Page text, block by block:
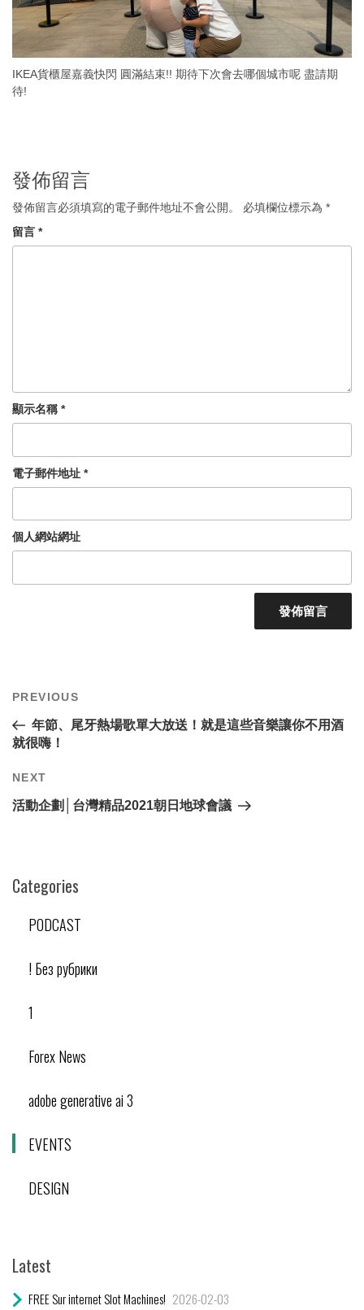
IKEA貨櫃屋嘉義快閃 圓滿結束!! 期待下次會去哪個城市呢 盡請期
待!
發佈留言
發佈留言必須填寫的電子郵件地址不會公開。 必填欄位標示為 *
留言 *
顯示名稱 *
電子郵件地址 *
個人網站網址
章
導
覽
Previous
PREVIOUS
年節、尾牙熱場歌單大放送！就是這些音樂讓你不用酒
就很嗨！
Next
NEXT
活動企劃│台灣精品2021朝日地球會議
Categories
PODCAST
! Без рубрики
1
Forex News
adobe generative ai 3
EVENTS
DESIGN
Latest
FREE Sur internet Slot Machines! 2026-02-03